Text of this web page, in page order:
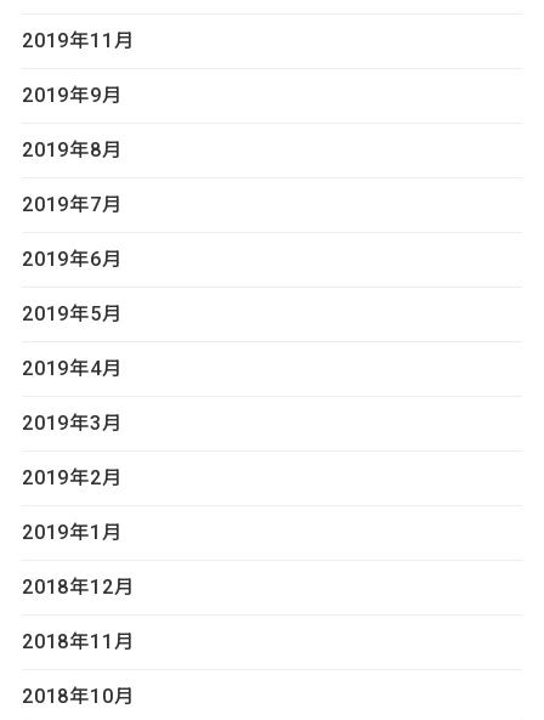
2019年11月
2019年9月
2019年8月
2019年7月
2019年6月
2019年5月
2019年4月
2019年3月
2019年2月
2019年1月
2018年12月
2018年11月
2018年10月